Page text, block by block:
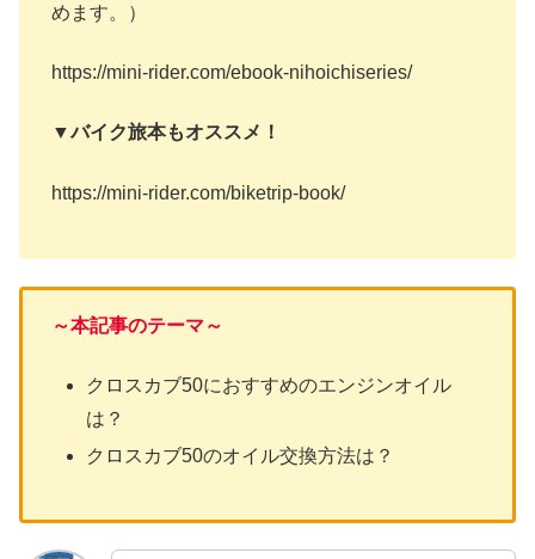
めます。）
https://mini-rider.com/ebook-nihoichiseries/
▼バイク旅本もオススメ！
https://mini-rider.com/biketrip-book/
～本記事のテーマ～
クロスカブ50におすすめのエンジンオイル
は？
クロスカブ50のオイル交換方法は？